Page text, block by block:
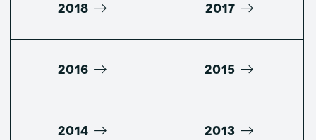
2018 2017
2016 2015
2014 2013